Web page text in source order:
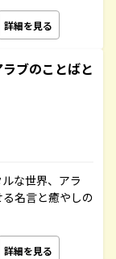
詳細を見る
ブのことばと
な世界、アラ
名言と癒やしの
詳細を見る